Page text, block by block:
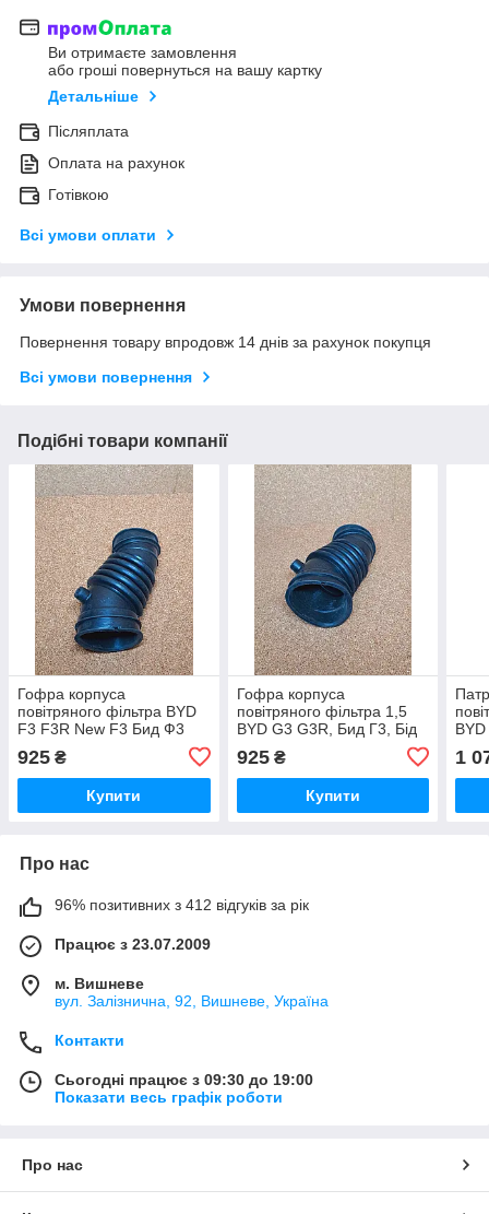
Ви отримаєте замовлення
або гроші повернуться на вашу картку
Детальніше
Післяплата
Оплата на рахунок
Готівкою
Всі умови оплати
Умови повернення
Повернення товару впродовж 14 днів за рахунок покупця
Всі умови повернення
Подібні товари компанії
Гофра корпуса
повітряного фільтра BYD
F3 F3R New F3 Бид Ф3
925 ₴
Купити
Гофра корпуса
повітряного фільтра 1,5
BYD G3 G3R, Бид Г3, Бід
925₴
Купити
1
Про нас
96% позитивних з 412 відгуків за рік
Працює з 23.07.2009
м. Вишневе
вул. Залізнична, 92, Вишневе, Україна
Контакти
Сьогодні працює з 09:30 до 19:00
Показати весь графік роботи
Про нас